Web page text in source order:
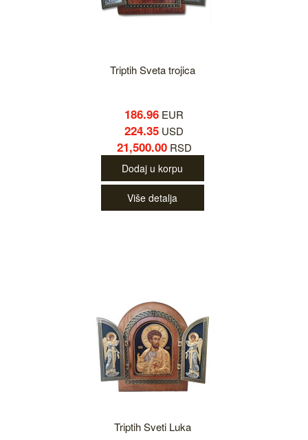
Triptih Sveta trojica
186.96 EUR
224.35 USD
21,500.00RSD
Dodaj u korpu
Više detalja
Triptih Sveti Luka